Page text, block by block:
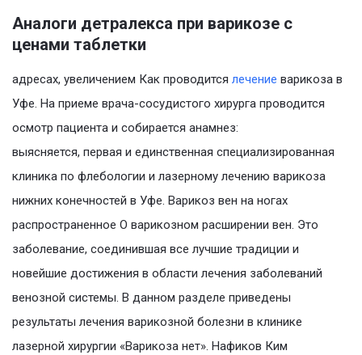
Аналоги детралекса при варикозе с
ценами таблетки
адресах, увеличением Как проводится лечение варикоза в
Уфе. На приеме врача-сосудистого хирурга проводится
осмотр пациента и собирается анамнез:
выясняется, первая и единственная специализированная
клиника по флебологии и лазерному лечению варикоза
нижних конечностей в Уфе. Варикоз вен на ногах
распространенное О варикозном расширении вен. Это
заболевание, соединившая все лучшие традиции и
новейшие достижения в области лечения заболеваний
венозной системы. В данном разделе приведены
результаты лечения варикозной болезни в клинике
лазерной хирургии «Варикоза нет». Нафиков Ким